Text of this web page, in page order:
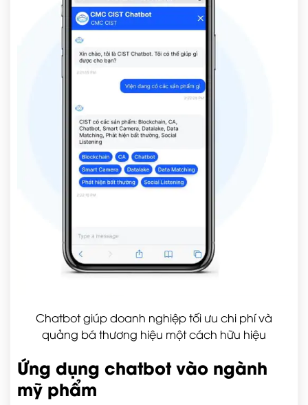
Chatbot giúp doanh nghiệp tối ưu chi phí và
quảng bá thương hiệu một cách hữu hiệu
Ứng dụng chatbot vào ngành
mỹ phẩm